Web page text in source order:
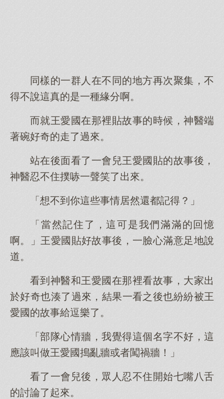
同樣的一群人在不同的地方再次聚集，不
得不說這真的是一種緣分啊。
而就王愛國在那裡貼故事的時候，神醫端
著碗好奇的走了過來。
站在後面看了一會兒王愛國貼的故事後，
神醫忍不住撲哧一聲笑了出來。
「想不到你這些事情居然還都記得？」
「當然記住了，這可是我們滿滿的回憶
啊。」王愛國貼好故事後，一臉心滿意足地說
道。
看到神醫和王愛國在那裡看故事，大家出
於好奇也湊了過來，結果一看之後也紛紛被王
愛國的故事給逗樂了。
「部隊心情牆，我覺得這個名字不好，這
應該叫做王愛國搗亂牆或者闖禍牆！」
看了一會兒後，眾人忍不住開始七嘴八舌
的討論了起來。